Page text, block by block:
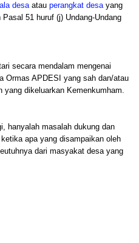
desaatau perangkat desayang
51 huruf (j) Undang-Undang
secara mendalam mengenai
Ormas APDESI yang sah dan/atau
dikeluarkan Kemenkumham.
hanyalah masalah dukung dan
apa yang disampaikan oleh
dari masyakat desa yang